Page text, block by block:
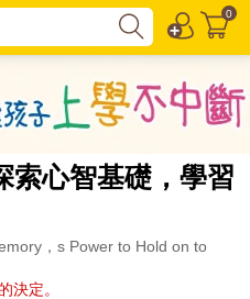
0
索心智基礎，學習
，s Power to Hold on to
決定。